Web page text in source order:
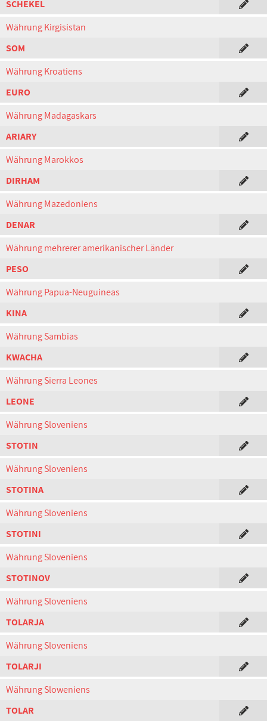
SCHEKEL
Währung Kirgisistan
SOM
Währung Kroatiens
EURO
Währung Madagaskars
ARIARY
Währung Marokkos
DIRHAM
Währung Mazedoniens
DENAR
Währung mehrerer amerikanischer Länder
PESO
Währung Papua-Neuguineas
KINA
Währung Sambias
KWACHA
Währung Sierra Leones
LEONE
Währung Sloveniens
STOTIN
Währung Sloveniens
STOTINA
Währung Sloveniens
STOTINI
Währung Sloveniens
STOTINOV
Währung Sloveniens
TOLARJA
Währung Sloveniens
TOLARJI
Währung Sloweniens
TOLAR